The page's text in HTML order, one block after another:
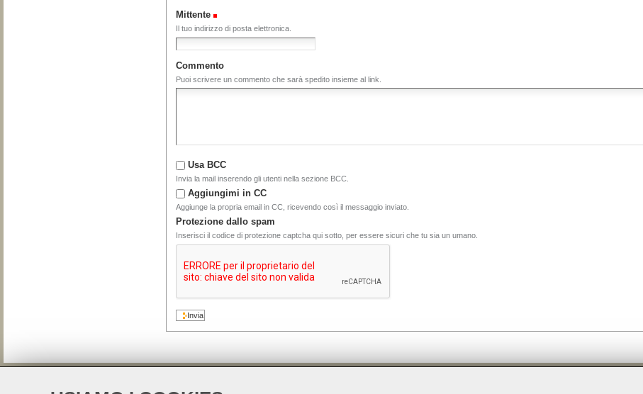
Mittente
Il tuo indirizzo di posta elettronica.
Commento
Puoi scrivere un commento che sarà spedito insieme al link.
Usa BCC
Invia la mail inserendo gli utenti nella sezione BCC.
Aggiungimi in CC
Aggiunge la propria email in CC, ricevendo così il messaggio inviato.
Protezione dallo spam
Inserisci il codice di protezione captcha qui sotto, per essere sicuri che tu sia un umano.